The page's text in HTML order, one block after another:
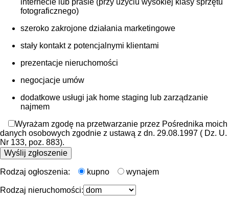
fotograficznego)
szeroko zakrojone działania marketingowe
stały kontakt z potencjalnymi klientami
prezentacje nieruchomości
negocjacje umów
dodatkowe usługi jak home staging lub zarządzanie
najmem
Wyrażam zgodę na przetwarzanie przez Pośrednika moich
danych osobowych zgodnie z ustawą z dn. 29.08.1997 ( Dz. U.
Nr 133, poz. 883).
Rodzaj ogłoszenia: kupno wynajem
Rodzaj nieruchomości: